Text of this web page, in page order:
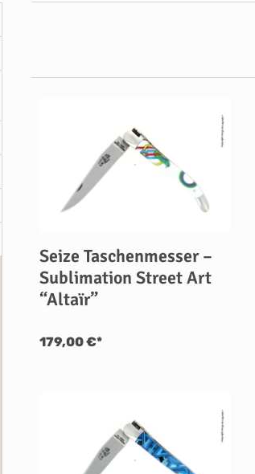
Seize Taschenmesser –
Sublimation Street Art
“Altaïr”
179,00 €*